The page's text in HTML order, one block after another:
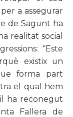
a assegurar
de Sagunt ha
realitat social
“Este
existix un
forma part
el qual hem
ha reconegut
Fallera de